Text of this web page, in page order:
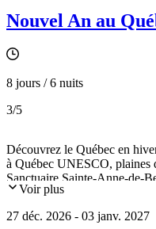
Nouvel An au
8 jours / 6 nuits
3/5
Découvrez le Québec en
à Québec UNESCO, plaines
Sanctuaire Sainte-Anne-de-
Mauricie et son auberge de
Voir plus
27 déc. 2026 - 03 janv. 2027